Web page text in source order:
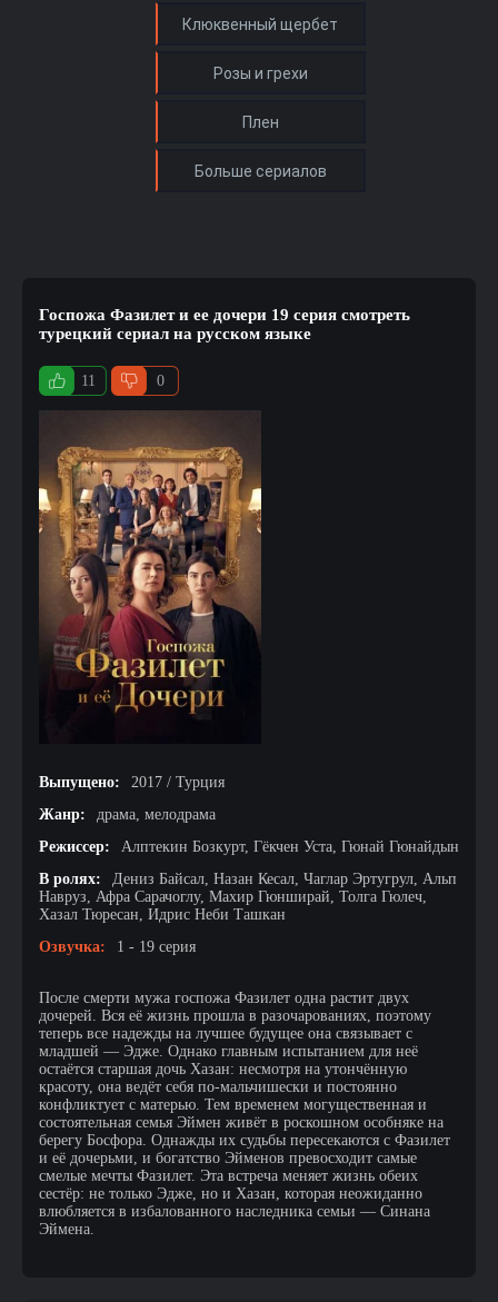
Госпожа Фазилет и ее дочери 19 серия смотреть
турецкий сериал на русском языке
11 0
Выпущено:
2017 / Турция
Жанр:
драма, мелодрама
Режиссер:
Алптекин Бозкурт, Гёкчен Уста, Гюнай Гюнайдын
В ролях:
Дениз Байсал, Назан Кесал, Чаглар Эртугрул, Альп
Навруз, Афра Сарачоглу, Махир Гюнширай, Толга Гюлеч,
Хазал Тюресан, Идрис Неби Ташкан
Озвучка:
1 - 19 серия
После смерти мужа госпожа Фазилет одна растит двух
дочерей. Вся её жизнь прошла в разочарованиях, поэтому
теперь все надежды на лучшее будущее она связывает с
младшей — Эдже. Однако главным испытанием для неё
остаётся старшая дочь Хазан: несмотря на утончённую
красоту, она ведёт себя по-мальчишески и постоянно
конфликтует с матерью. Тем временем могущественная и
состоятельная семья Эймен живёт в роскошном особняке на
берегу Босфора. Однажды их судьбы пересекаются с Фазилет
и её дочерьми, и богатство Эйменов превосходит самые
смелые мечты Фазилет. Эта встреча меняет жизнь обеих
сестёр: не только Эдже, но и Хазан, которая неожиданно
влюбляется в избалованного наследника семьи — Синана
Эймена.